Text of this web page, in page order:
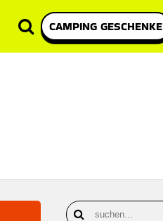
CAMPING GESCHENKE